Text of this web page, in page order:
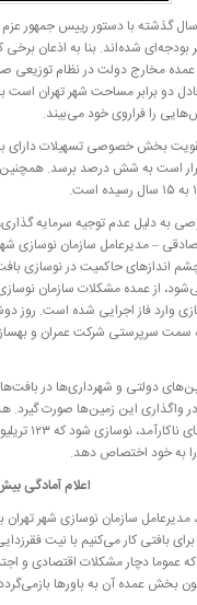
ماه سال گذشته با دستور رییس
دو برابر مساحت شهر تهران است
را فراروی خود می‌بیند.
بخش خصوصی تسهیلات دارای
به دلیل عدم توجیه سرمایه
– مدیرعامل سازمان نوسازی
اندازهای حاکمیت در نوسازی
از عمده مشکلات سازمان نوسازی
سمت سرپرستی شرکت عمران و
واگذاری این زمین‌ها صورت
نیمی
را به خود اختصاص دهد.
اعلام آمادگی بیش از ۹۰ شرکت برای مشارکت در
مدیرعامل سازمان نوسازی شهر
بافتی کار می‌کنیم با نیت
که عموما دچار مشکلات اقتصادی و
بخش عمده آن به باورها